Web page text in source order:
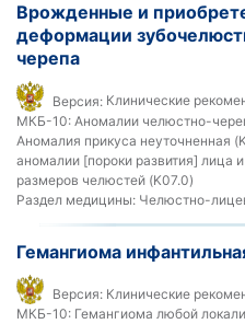
Врожденные и
деформации
черепа
Версия: Клинические
МКБ-10: Аномалии челюстно-
Аномалия прикуса неуточненная
аномалии [пороки развития] лица
размеров челюстей (K07.0)
Раздел медицины: Челюстно-
Гемангиома
Версия: Клинические
МКБ-10: Гемангиома любой